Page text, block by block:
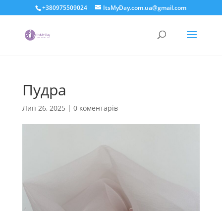
+380975509024 ItsMyDay.com.ua@gmail.com
Пудра
Лип 26, 2025 | 0 коментарів